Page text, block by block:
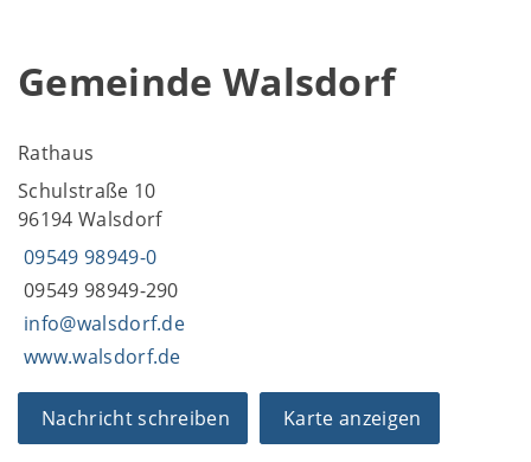
Gemeinde Walsdorf
Rathaus
Schulstraße 10
96194 Walsdorf
09549 98949-0
09549 98949-290
info@walsdorf.de
www.walsdorf.de
Nachricht schreiben Karte anzeigen